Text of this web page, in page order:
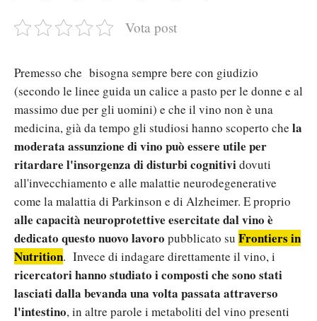
Vota post
Premesso che bisogna sempre bere con giudizio
(secondo le linee guida un calice a pasto per le donne e al
massimo due per gli uomini) e che il vino non è una
medicina, già da tempo gli studiosi hanno scoperto che la
moderata assunzione di vino può essere utile per
ritardare l'insorgenza di disturbi cognitividovuti
all'invecchiamento e alle malattie neurodegenerative
come la malattia di Parkinson e di Alzheimer. E proprio
alle capacità neuroprotettive esercitate dal vino è
dedicato questo nuovo lavoro pubblicato su Frontiers in
Nutrition. Invece di indagare direttamente il vino, i
ricercatori hanno studiato i composti che sono stati
lasciati dalla bevanda una volta passata attraverso
l'intestino, in altre parole i metaboliti del vino presenti